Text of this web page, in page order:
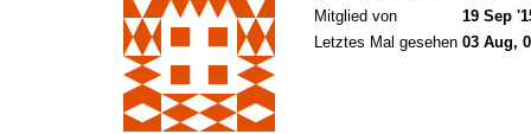
Mitglied von
19 Sep
Letztes Mal gesehen 03 Aug,